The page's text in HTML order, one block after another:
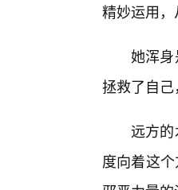
精妙运用
她浑
拯救了自
远方
度向着这